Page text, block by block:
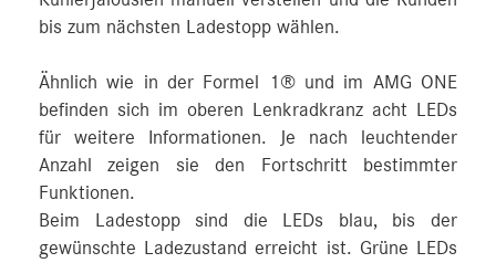
bis zum nächsten Ladestopp wählen.
Ähnlich wie in der Formel 1® und im AMG ONE
befinden sich im oberen Lenkradkranz acht LEDs
für weitere Informationen. Je nach leuchtender
Anzahl zeigen sie den Fortschritt bestimmter
Funktionen.
Beim Ladestopp sind die LEDs blau, bis der
gewünschte Ladezustand erreicht ist. Grüne LEDs